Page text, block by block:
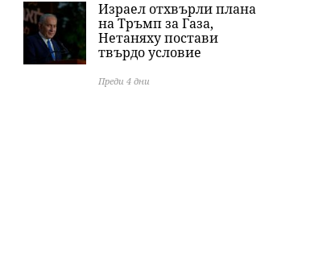
Израел отхвърли плана
на Тръмп за Газа,
Нетаняху постави
твърдо условие
Преди 4 дни